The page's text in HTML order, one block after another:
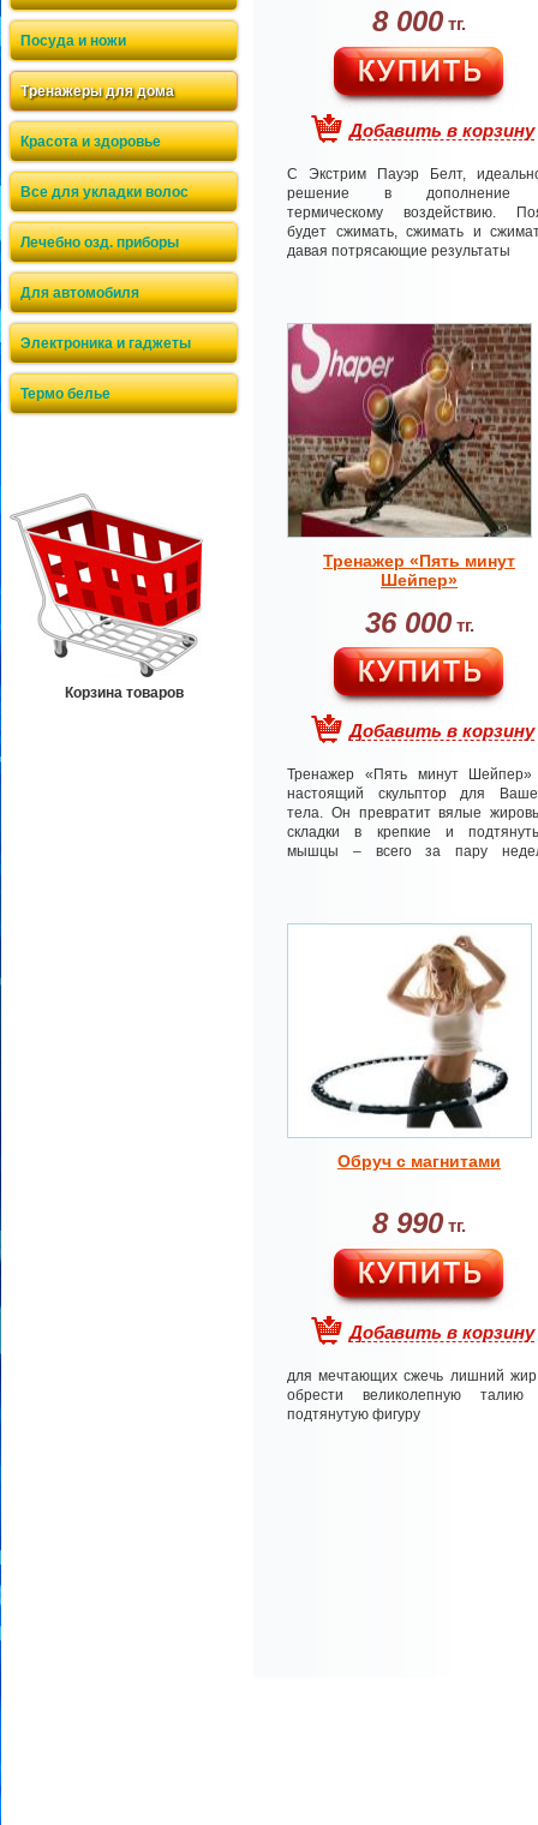
Посуда и ножи
Тренажеры для дома
Красота и здоровье
Все для укладки волос
Лечебно озд. приборы
Для автомобиля
Электроника и гаджеты
Термо белье
Корзина товаров
8 000 тг.
Добавить в корзину
С Экстрим Пауэр Белт,
решение в дополнение
термическому воздействию.
будет сжимать, сжимать и
давая потрясающие результаты
Тренажер «Пять минут
Шейпер»
36 000тг.
Добавить в корзину
Тренажер «Пять минут
настоящий скульптор для
тела. Он превратит вялые
складки в крепкие и
мышцы – всего за пару
Обруч с магнитами
8 990 тг.
Добавить в корзину
для мечтающих сжечь лишний
обрести великолепную
подтянутую фигуру